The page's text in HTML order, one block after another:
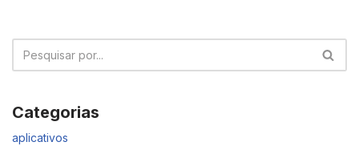
Categorias
aplicativos